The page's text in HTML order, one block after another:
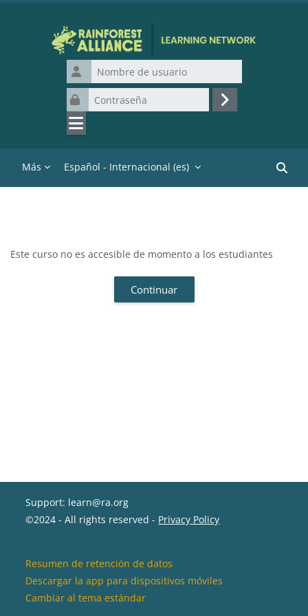
Nombre de usuario
Contraseña
Acceder
Más Español - Internacional ‎(es)‎
Este curso no es accesible de momento a los estudiantes
Continuar
Support: learn@ra.org
©2024 - All rights reserved - Privacy Policy
Resumen de retención de datos
Descargar la app para dispositivos móviles
Cambiar al tema estándar